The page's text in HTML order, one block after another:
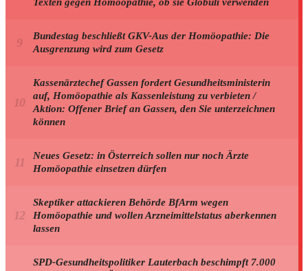
Bundestag beschließt GKV-Aus der Homöopathie: Die
Ausgrenzung wird zum Gesetz
Kassenärztechef Gassen fordert Gesundheitsministerin
auf, Homöopathie als Kassenleistung zu verbieten /
Aktion: Offener Brief an Gassen, den Sie unterzeichnen
können
Neues Gesetz: in Österreich sollen nur noch Ärzte
Homöopathie einsetzen dürfen
Skeptiker attackieren Behörde BfArm wegen
Homöopathie und wollen Arzneimittelstatus aberkennen
lassen
SPD-Gesundheitspolitiker Lauterbach beschimpft 7.000